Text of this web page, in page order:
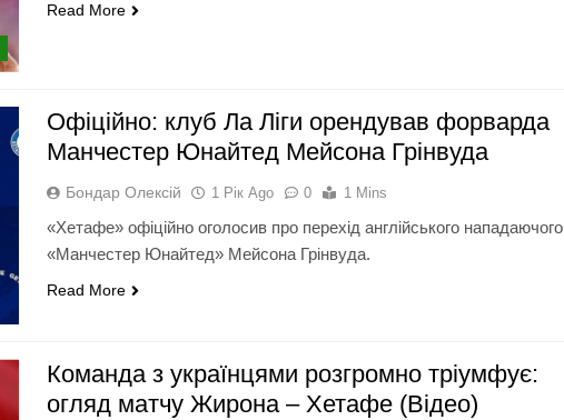
Read More
Офіційно: клуб Ла Ліги орендував форварда
Манчестер Юнайтед Мейсона Грінвуда
Бондар Олексій 1 Рік Ago 0 1 Mins
«Хетафе» офіційно оголосив про перехід англійського нападаючого
«Манчестер Юнайтед» Мейсона Грінвуда.
Read More
Команда з українцями розгромно тріумфує:
огляд матчу Жирона – Хетафе (Відео)